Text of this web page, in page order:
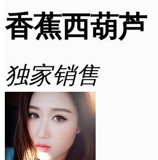
香蕉西葫芦
独家销售